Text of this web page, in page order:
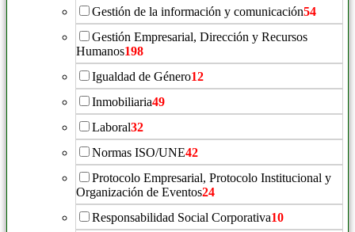
Gestión de la información y comunicación54
Gestión Empresarial, Dirección y Recursos
Humanos198
Igualdad de Género12
Inmobiliaria49
Laboral32
Normas ISO/UNE42
Protocolo Empresarial, Protocolo Institucional y
Organización de Eventos24
Responsabilidad Social Corporativa10